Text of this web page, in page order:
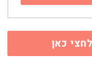
כאן